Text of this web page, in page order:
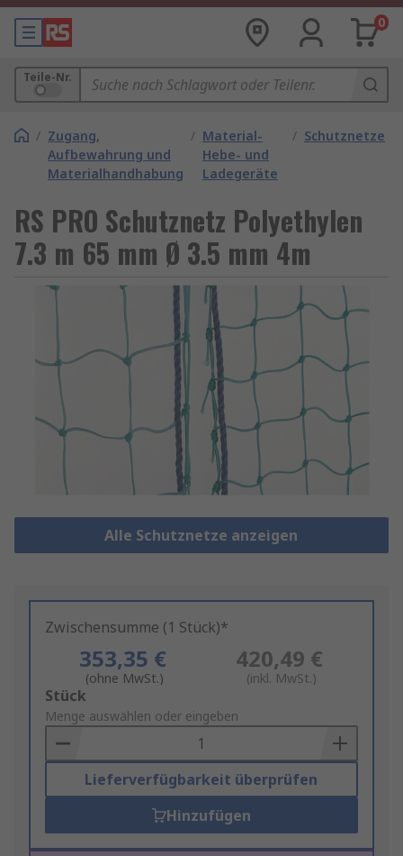
0
Teile-Nr.
/ Zugang,
Aufbewahrung und
Materialhandhabung
/ Material-
Hebe- und
Ladegeräte
/ Schutznetze
RS PRO Schutznetz Polyethylen
7.3 m 65 mm Ø 3.5 mm 4m
Alle Schutznetze anzeigen
Zwischensumme (1 Stück)*
353,35 €
(ohne MwSt.)
420,49 €
(inkl. MwSt.)
Add
to
Basket
Stück
Menge auswählen oder eingeben
Lieferverfügbarkeit überprüfen
Hinzufügen